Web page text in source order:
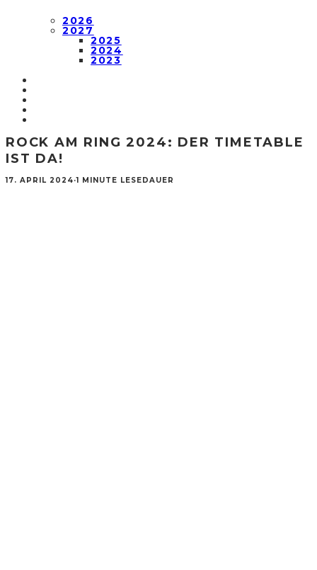
2026
2027
2025
2024
2023
ROCK AM RING 2024: DER TIMETABLE
IST DA!
17. APRIL 2024·1 MINUTE LESEDAUER